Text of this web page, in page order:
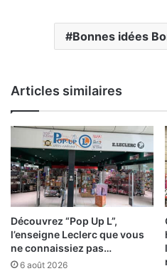
Bonnes idées
Articles similaires
Découvrez “Pop Up L”,
l’enseigne Leclerc que vous
ne connaissiez pas…
6 août 2026